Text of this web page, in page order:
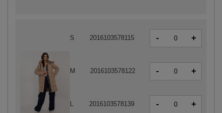
S 2016103578115 - +
M 2016103578122 - +
L 2016103578139 - +